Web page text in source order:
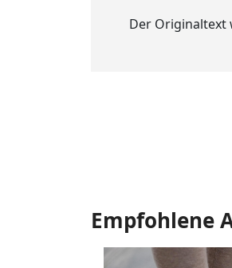
Der Originaltext
Empfohlene